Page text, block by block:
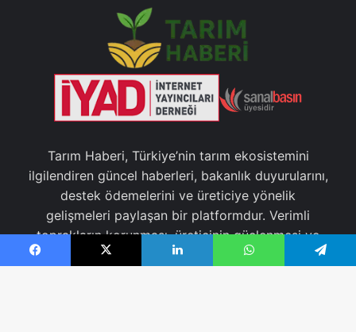
Tarım Haberi, Türkiye’nin tarım ekosistemini
ilgilendiren güncel haberleri, bakanlık duyurularını,
destek ödemelerini ve üreticiye yönelik
gelişmeleri paylaşan bir platformdur. Verimli
toprakların korunması, üreticinin güçlenmesi ve
sürdürülebilir tarımın desteklenmesi için doğru
Facebook X LinkedIn WhatsApp Telegram